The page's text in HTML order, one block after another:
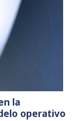
la
operativo